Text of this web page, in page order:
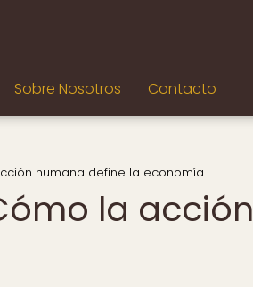
Sobre Nosotros Contacto
humana define la economía
la acción